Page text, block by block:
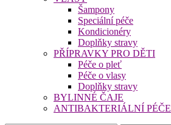
Šampony
Speciální péče
Kondicionéry
Doplňky stravy
PŘÍPRAVKY PRO DĚTI
Péče o pleť
Péče o vlasy
Doplňky stravy
BYLINNÉ ČAJE
ANTIBAKTERIÁLNÍ PÉČE